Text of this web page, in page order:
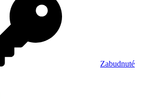
Zabudnuté